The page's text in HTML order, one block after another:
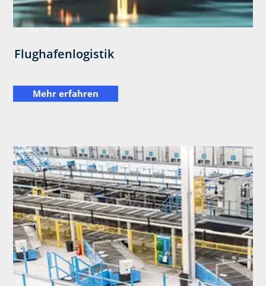
Flughafenlogistik
Mehr erfahren